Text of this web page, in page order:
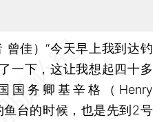
曾佳）“今天早上我到达钓
一下，这让我想起四十多
国务卿基辛格（Henry
台的时候，也是先到2号